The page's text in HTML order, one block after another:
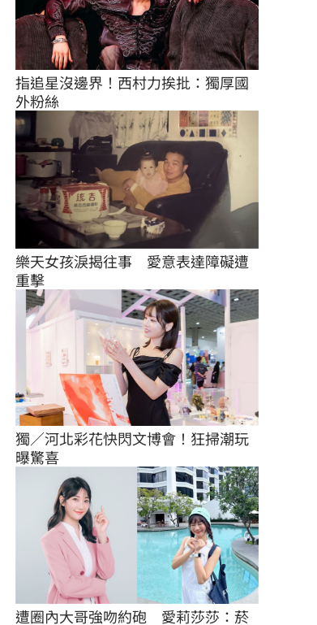
指追星沒邊界！西村力挨批：獨厚國
外粉絲
樂天女孩淚揭往事　愛意表達障礙遭
重擊
獨／河北彩花快閃文博會！狂掃潮玩
曝驚喜
遭圈內大哥強吻約砲　愛莉莎莎：菸